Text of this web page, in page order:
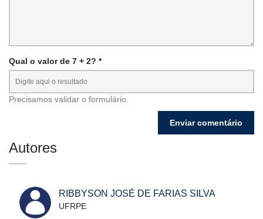
Qual o valor de 7 + 2? *
Precisamos validar o formulário.
Autores
RIBBYSON JOSÉ DE FARIAS SILVA
UFRPE